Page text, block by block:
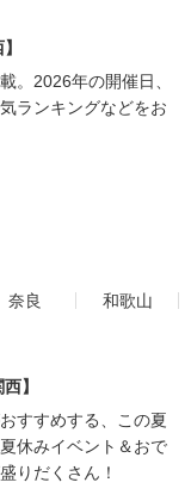
。2026年の開催日、
ランキングなどをお
奈良
和歌山
】
すすめする、この夏
休みイベント＆おで
りだくさん！